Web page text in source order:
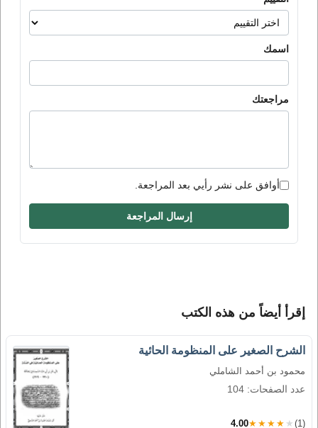
اسمك
مراجعتك
أوافق على نشر رأيي بعد المراجعة.
إرسال المراجعة
إقرأ أيضاً من هذه الكتب
الشرح الصغير على المنظومة الحائية
محمود بن أحمد الشاملي
عدد الصفحات: 104
4.00★★★★★ (1)